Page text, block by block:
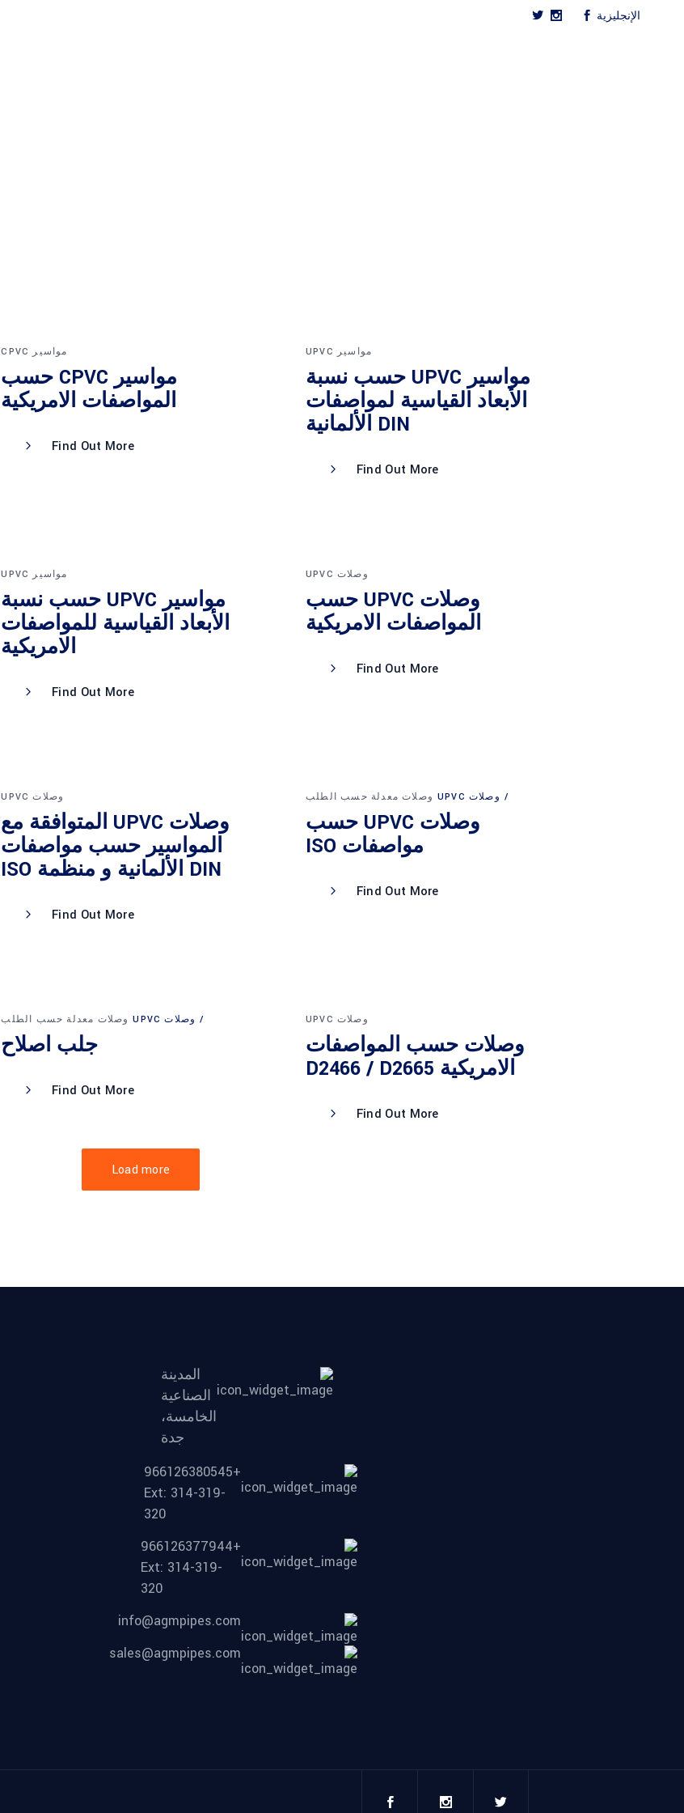
الإنجليزية
مواسير CPVC
مواسير CPVC حسب
المواصفات الامريكية
Find Out More
مواسير UPVC
مواسير UPVC حسب نسبة
الأبعاد القياسية لمواصفات
DIN الألمانية
Find Out More
مواسير UPVC
مواسير UPVC حسب نسبة
الأبعاد القياسية للمواصفات
الامريكية
Find Out More
وصلات UPVC
وصلات UPVC حسب
المواصفات الامريكية
Find Out More
وصلات UPVC
وصلات UPVC المتوافقة مع
المواسير حسب مواصفات
DIN الألمانية و منظمة ISO
Find Out More
وصلات UPVC وصلات معدلة حسب الطلب
وصلات UPVC حسب
مواصفات ISO
Find Out More
وصلات UPVC وصلات معدلة حسب الطلب
جلب اصلاح
Find Out More
وصلات UPVC
وصلات حسب المواصفات
الامريكية D2466 / D2665
Find Out More
Load more
المدينة
الصناعية
الخامسة،
جدة
+966126380545
Ext: 314-319-
320
+966126377944
Ext: 314-319-
320
info@agmpipes.com
sales@agmpipes.com